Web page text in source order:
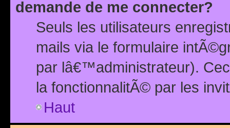
demande de me connecter?
Seuls les utilisateurs
mails via le formulaire
par lâ€™administrateur).
la fonctionnalitÃ© par les
Haut